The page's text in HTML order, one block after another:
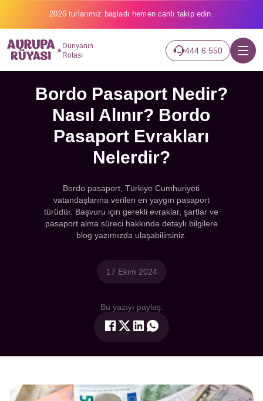
2026 turlarımız başladı hemen canlı takip edin.
Dünyanın
Rotası
444 6 550
Bordo Pasaport Nedir?
Nasıl Alınır? Bordo
Pasaport Evrakları
Nelerdir?
Bordo pasaport, Türkiye Cumhuriyeti
vatandaşlarına verilen en yaygın pasaport
türüdür. Başvuru için gerekli evraklar, şartlar ve
pasaport alma süreci hakkında detaylı bilgilere
blog yazımızda ulaşabilirsiniz.
17 Ekim 2024
Bu yazıyı paylaş: